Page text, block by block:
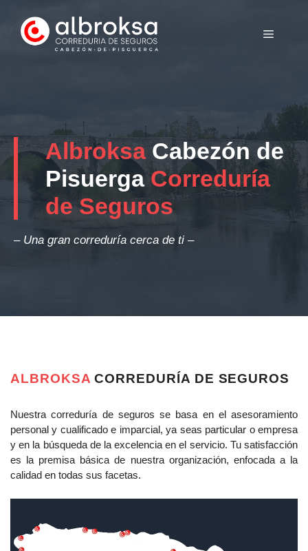
contenido
MENÚ
AlbroksaCabezón de
PisuergaCorreduría
de Seguros
– Una gran correduría cerca de ti –
ALBROKSACORREDURÍA DE SEGUROS
Nuestra correduría de seguros se basa en el asesoramiento
personal y cualificado e imparcial, ya seas particular o empresa
y en la búsqueda de la excelencia en el servicio. Tu satisfacción
es la premisa básica de nuestra organización, enfocada a la
calidad en todas sus facetas.